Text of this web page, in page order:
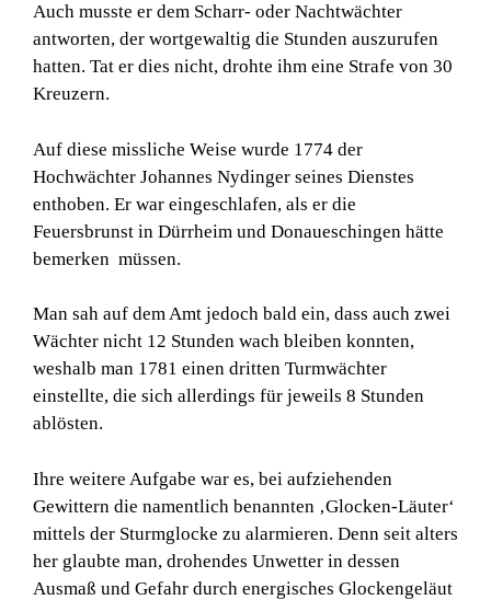
Auch musste er dem Scharr- oder Nachtwächter
antworten, der wortgewaltig die Stunden auszurufen
hatten. Tat er dies nicht, drohte ihm eine Strafe von 30
Kreuzern.
Auf diese missliche Weise wurde 1774 der
Hochwächter Johannes Nydinger seines Dienstes
enthoben. Er war eingeschlafen, als er die
Feuersbrunst in Dürrheim und Donaueschingen hätte
bemerken müssen.
Man sah auf dem Amt jedoch bald ein, dass auch zwei
Wächter nicht 12 Stunden wach bleiben konnten,
weshalb man 1781 einen dritten Turmwächter
einstellte, die sich allerdings für jeweils 8 Stunden
ablösten.
Ihre weitere Aufgabe war es, bei aufziehenden
Gewittern die namentlich benannten ‚Glocken-Läuter‘
mittels der Sturmglocke zu alarmieren. Denn seit alters
her glaubte man, drohendes Unwetter in dessen
Ausmaß und Gefahr durch energisches Glockengeläut